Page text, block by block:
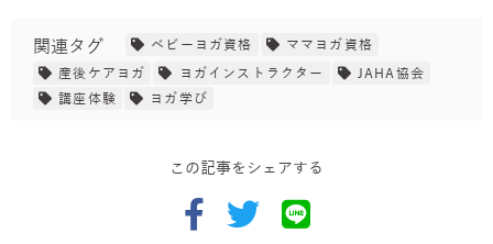
関連タグ ベビーヨガ資格
ママヨガ資格
産後ケアヨガ
ヨガインストラクター
JAHA協会
講座体験
ヨガ学び
この記事をシェアする